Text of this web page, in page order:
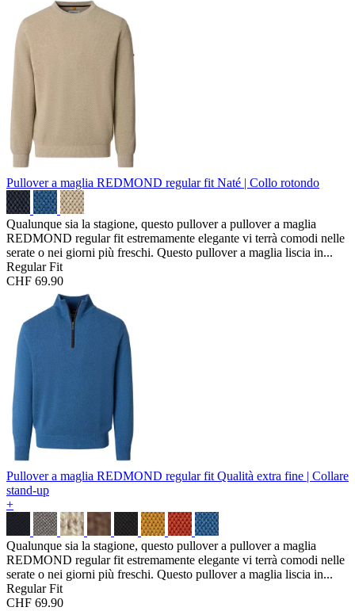
Pullover a maglia REDMOND regular fit Naté | Collo rotondo
Qualunque sia la stagione, questo pullover a pullover a maglia
REDMOND regular fit estremamente elegante vi terrà comodi nelle
serate o nei giorni più freschi. Questo pullover a maglia liscia in...
Regular Fit
CHF 69.90
Pullover a maglia REDMOND regular fit Qualità extra fine | Collare
stand-up
+
Qualunque sia la stagione, questo pullover a pullover a maglia
REDMOND regular fit estremamente elegante vi terrà comodi nelle
serate o nei giorni più freschi. Questo pullover a maglia liscia in...
Regular Fit
CHF 69.90